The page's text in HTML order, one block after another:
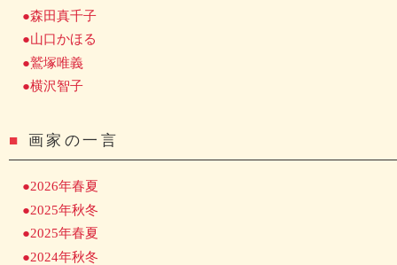
●森田真千子
●山口かほる
●鷲塚唯義
●横沢智子
■ 画家の一言
●2026年春夏
●2025年秋冬
●2025年春夏
●2024年秋冬